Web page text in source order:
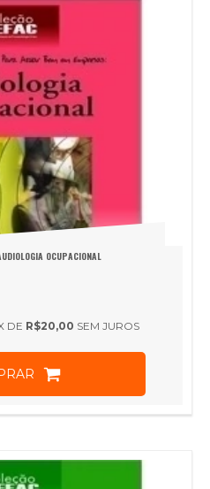
OCUPACIONAL
DE R$20,00 SEM JUROS